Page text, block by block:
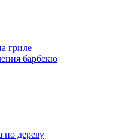
гриле
барбекю
по дереву